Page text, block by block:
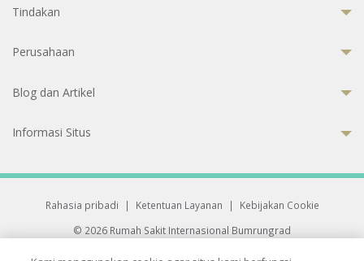
Tindakan
Perusahaan
Blog dan Artikel
Informasi Situs
Rahasia pribadi | Ketentuan Layanan |
Kebijakan Cookie
© 2026 Rumah Sakit Internasional Bumrungrad